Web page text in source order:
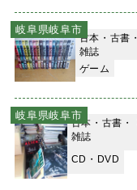
岐阜県岐阜市
古本・古書・
雑誌
ゲーム
岐阜県岐阜市
古本・古書・
雑誌
CD・DVD